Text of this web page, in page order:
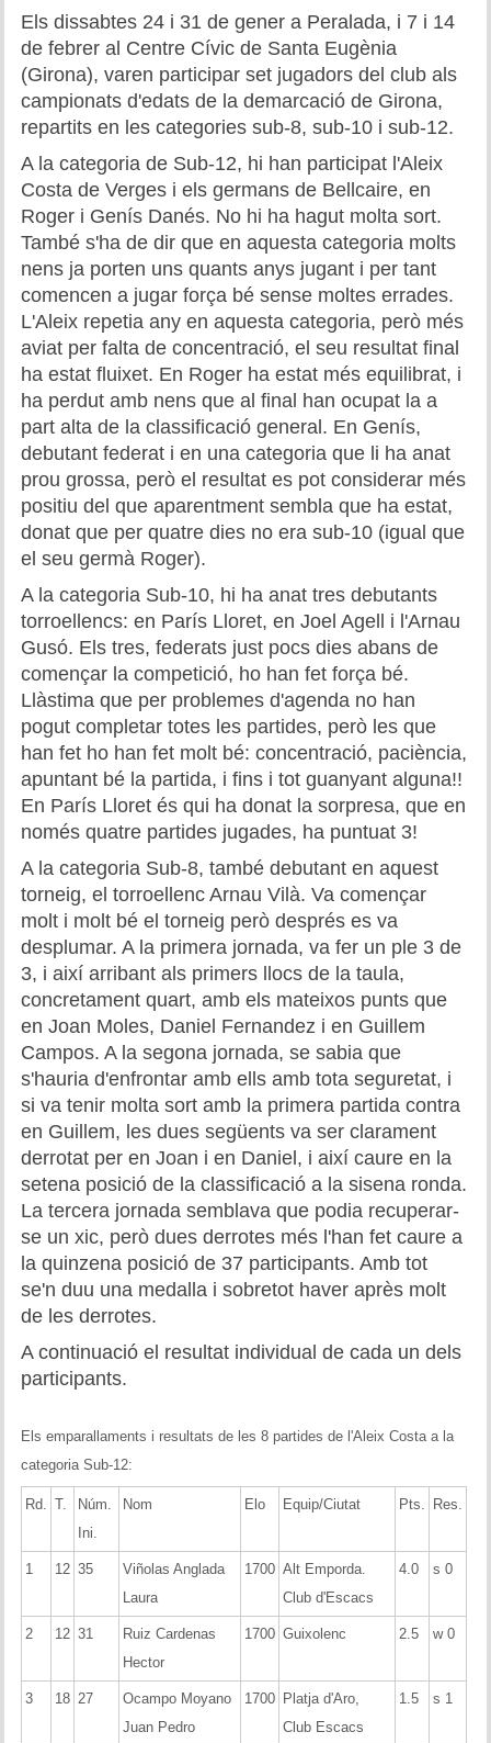
Historial del torneig Montgrí
Torneig de Nadal
Torneig Social
Historial del torneig social
Torneig Llampec
Historial del torneig llampec
Escacs Actius
INFORMACIÓ
Història del club
Memòries
Teoria i problemes
Obertures
Problemes
Tàctica
Llibres
Altres tornejos
Els dissabtes 24 i 31 de gener a Peralada, i 7 i 14
de febrer al Centre Cívic de Santa Eugènia
(Girona), varen participar set jugadors del club als
campionats d'edats de la demarcació de Girona,
repartits en les categories sub-8, sub-10 i sub-12.
A la categoria de Sub-12, hi han participat l'Aleix
Costa de Verges i els germans de Bellcaire, en
Roger i Genís Danés. No hi ha hagut molta sort.
També s'ha de dir que en aquesta categoria molts
nens ja porten uns quants anys jugant i per tant
comencen a jugar força bé sense moltes errades.
L'Aleix repetia any en aquesta categoria, però més
aviat per falta de concentració, el seu resultat final
ha estat fluixet. En Roger ha estat més equilibrat, i
ha perdut amb nens que al final han ocupat la a
part alta de la classificació general. En Genís,
debutant federat i en una categoria que li ha anat
prou grossa, però el resultat es pot considerar més
positiu del que aparentment sembla que ha estat,
donat que per quatre dies no era sub-10 (igual que
el seu germà Roger).
A la categoria Sub-10, hi ha anat tres debutants
torroellencs: en París Lloret, en Joel Agell i l'Arnau
Gusó. Els tres, federats just pocs dies abans de
començar la competició, ho han fet força bé.
Llàstima que per problemes d'agenda no han
pogut completar totes les partides, però les que
han fet ho han fet molt bé: concentració, paciència,
apuntant bé la partida, i fins i tot guanyant alguna!!
En París Lloret és qui ha donat la sorpresa, que en
només quatre partides jugades, ha puntuat 3!
A la categoria Sub-8, també debutant en aquest
torneig, el torroellenc Arnau Vilà. Va començar
molt i molt bé el torneig però després es va
desplumar. A la primera jornada, va fer un ple 3 de
3, i així arribant als primers llocs de la taula,
concretament quart, amb els mateixos punts que
en Joan Moles, Daniel Fernandez i en Guillem
Campos. A la segona jornada, se sabia que
s'hauria d'enfrontar amb ells amb tota seguretat, i
si va tenir molta sort amb la primera partida contra
en Guillem, les dues següents va ser clarament
derrotat per en Joan i en Daniel, i així caure en la
setena posició de la classificació a la sisena ronda.
La tercera jornada semblava que podia recuperar-
se un xic, però dues derrotes més l'han fet caure a
la quinzena posició de 37 participants. Amb tot
se'n duu una medalla i sobretot haver après molt
de les derrotes.
A continuació el resultat individual de cada un dels
participants.
Els emparallaments i resultats de les 8 partides de l'Aleix Costa a la
categoria Sub-12:
Rd. T.
Núm.
Ini.
Nom Elo Equip/Ciutat Pts. Res.
1 12 35
Viñolas Anglada
Laura
1700 Alt Emporda.
Club d'Escacs
4.0 s 0
2 12 31
Ruiz Cardenas
Hector
1700 Guixolenc 2.5 w 0
3 18 27
Ocampo Moyano
Juan Pedro
1700 Platja d'Aro,
Club Escacs
1.5 s 1